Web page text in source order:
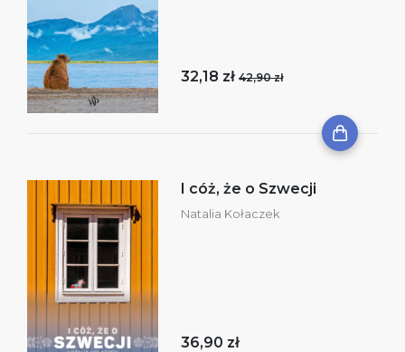
32,18 zł 42,90 zł
I cóż, że o Szwecji
Natalia Kołaczek
36,90 zł